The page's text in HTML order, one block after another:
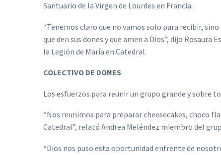
Santuario de la Virgen de Lourdes en Francia.
“Tenemos claro que no vamos solo para recibir,
que den sus dones y que amen a Dios”, dijo
la Legión de María en Catedral.
COLECTIVO DE DONES
Los esfuerzos para reunir un grupo grande y sobre
“Nos reunimos para preparar cheesecakes, choco
Catedral”, relató Andrea Meléndez miembro del
“Dios nos puso esta oportunidad enfrente de